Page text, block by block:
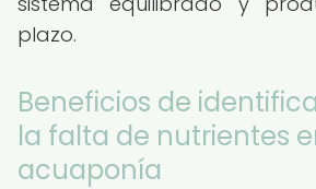
plazo.
Beneficios de
la falta de nutrientes
acuaponía